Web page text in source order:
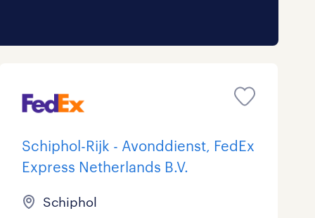
Schiphol-Rijk - Avonddienst, FedEx
Express Netherlands B.V.
Schiphol